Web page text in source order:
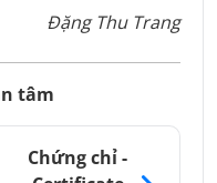
Đặng Thu Trang
tâm
Chứng chỉ -